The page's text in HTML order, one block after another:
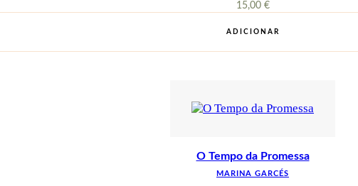
15,00 €
ADICIONAR
O Tempo da Promessa
MARINA GARCÉS